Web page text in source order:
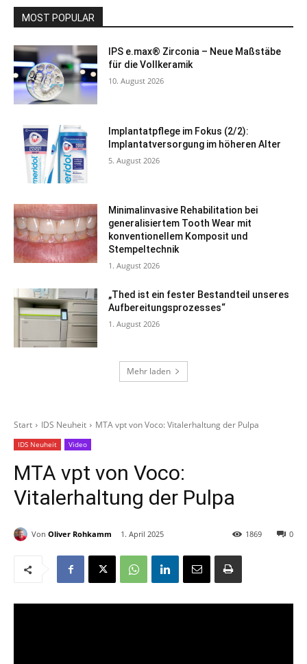
MOST POPULAR
IPS e.max® Zirconia – Neue Maßstäbe
für die Vollkeramik
10. August 2026
Implantatpflege im Fokus (2/2):
Implantatversorgung im höheren Alter
5. August 2026
Minimalinvasive Rehabilitation bei
generalisiertem Tooth Wear mit
konventionellem Komposit und
Stempeltechnik
1. August 2026
„Thed ist ein fester Bestandteil unseres
Aufbereitungsprozesses“
1. August 2026
Mehr laden